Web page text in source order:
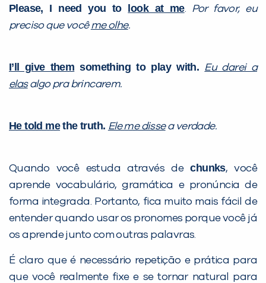
Please, I need you to look at me. Por favor, eu
preciso que vocême olhe.
I’ll give them something to play with. Eu darei a
elasalgo pra brincarem.
He told methe truth. Ele me dissea verdade.
Quando você estuda através dechunks, você
aprende vocabulário, gramática e pronúncia de
forma integrada. Portanto, fica muito mais fácil de
entender quando usar os pronomes porque você já
os aprende junto com outras palavras.
É claro que é necessário repetição e prática para
que você realmente fixe e se tornar natural para